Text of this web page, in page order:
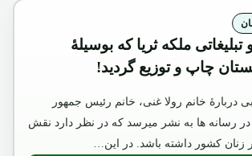
ملکه ثریا که بوسیلۀ
چاپ و توزیع گردید!
دربارۀ خانم رولا غنی، خانم رئیس جمهور
رسانه ها به نشر میرسد که در نظر دارد نقش
زنان کشور داشته باشد. در این…